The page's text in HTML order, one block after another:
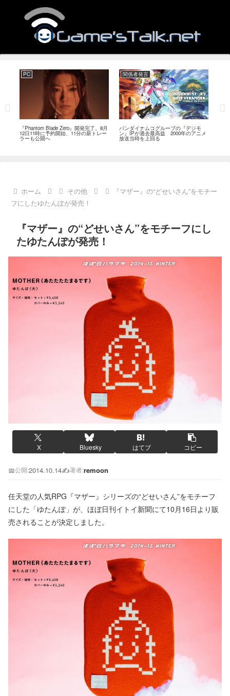
PC
『Phantom Blade Zero』開発完了。8月
12日11時に予約開始、11分の新トレー
ラーも公開へ
関係者発言
バンダイナムコグループの『デジモ
ン』IPが過去最高益 2000年のアニメ
放送当時を上回る
ホーム その他
『マザー』の“どせいさん”をモチー
フにしたゆたんぽが発売！
『マザー』の“どせいさん”をモチーフにし
たゆたんぽが発売！
X Bluesky はてブ コピー
📅公開:2014.10.14✍️著者:remoon
任天堂の人気RPG『マザー』シリーズの“どせいさん”をモチーフ
にした「ゆたんぽ」が、ほぼ日刊イトイ新聞にて10月16日より販
売されることが決定しました。